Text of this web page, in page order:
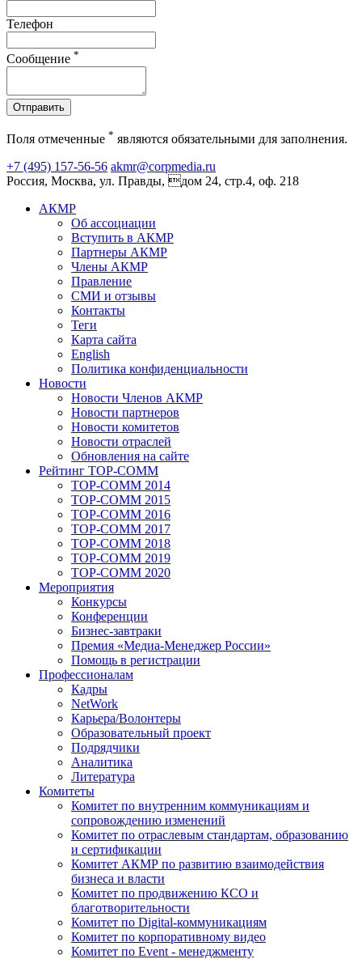
Телефон
Сообщение *
Отправить
Поля отмеченные * являются обязательными для заполнения.
+7 (495) 157-56-56 akmr@corpmedia.ru
Россия, Москва, ул. Правды, дом 24, стр.4, оф. 218
АКМР
Об ассоциации
Вступить в АКМР
Партнеры АКМР
Члены АКМР
Правление
СМИ и отзывы
Контакты
Теги
Карта сайта
English
Политика конфиденциальности
Новости
Новости Членов АКМР
Новости партнеров
Новости комитетов
Новости отраслей
Обновления на сайте
Рейтинг TOP-COMM
TOP-COMM 2014
TOP-COMM 2015
TOP-COMM 2016
TOP-COMM 2017
TOP-COMM 2018
TOP-COMM 2019
TOP-COMM 2020
Мероприятия
Конкурсы
Конференции
Бизнес-завтраки
Премия «Медиа-Менеджер России»
Помощь в регистрации
Профессионалам
Кадры
NetWork
Карьера/Волонтеры
Образовательный проект
Подрядчики
Аналитика
Литература
Комитеты
Комитет по внутренним коммуникациям и
сопровождению изменений
Комитет по отраслевым стандартам, образованию
и сертификации
Комитет АКМР по развитию взаимодействия
бизнеса и власти
Комитет по продвижению КСО и
благотворительности
Комитет по Digital-коммуникациям
Комитет по корпоративному видео
Комитет по Event - менеджменту